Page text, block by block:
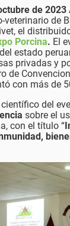
de 2023
veterinario de
el
Porcina. El
estado
privadas y
de
con más de
del
sobre el
con el título “